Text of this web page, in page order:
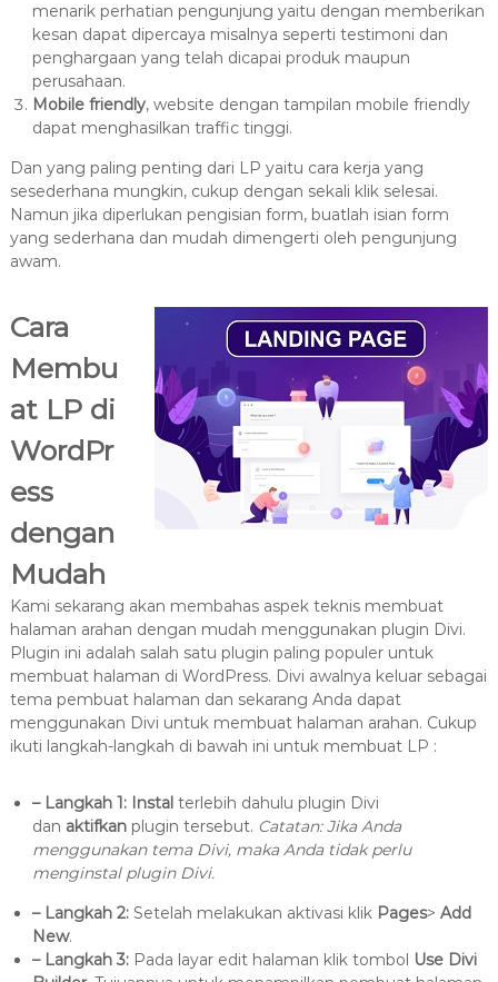
menarik perhatian pengunjung yaitu dengan memberikan
kesan dapat dipercaya misalnya seperti testimoni dan
penghargaan yang telah dicapai produk maupun
perusahaan.
Mobile friendly, website dengan tampilan mobile friendly
dapat menghasilkan traffic tinggi.
Dan yang paling penting dari LP yaitu cara kerja yang
sesederhana mungkin, cukup dengan sekali klik selesai.
Namun jika diperlukan pengisian form, buatlah isian form
yang sederhana dan mudah dimengerti oleh pengunjung
awam.
Cara
Membu
at LP di
WordPr
ess
dengan
Mudah
Kami sekarang akan membahas aspek teknis membuat
halaman arahan dengan mudah menggunakan plugin Divi.
Plugin ini adalah salah satu plugin paling populer untuk
membuat halaman di WordPress. Divi awalnya keluar sebagai
tema pembuat halaman dan sekarang Anda dapat
menggunakan Divi untuk membuat halaman arahan. Cukup
ikuti langkah-langkah di bawah ini untuk membuat LP :
– Langkah 1: Instal terlebih dahulu plugin Divi
dan aktifkan plugin tersebut. Catatan: Jika Anda
menggunakan tema Divi, maka Anda tidak perlu
menginstal plugin Divi.
– Langkah 2:Setelah melakukan aktivasi klik Pages> Add
New.
– Langkah 3:Pada layar edit halaman klik tombol Use Divi